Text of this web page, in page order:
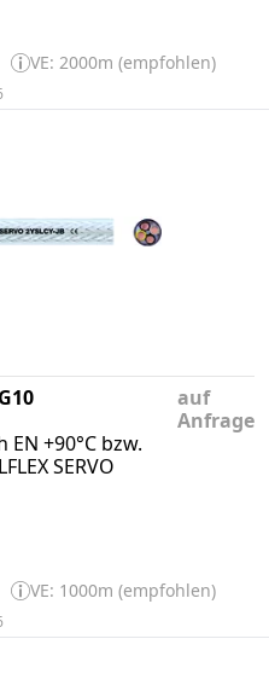
VE: 2000m (empfohlen)
+90°C bzw.
SERVO
auf
Anfrage
VE: 1000m (empfohlen)